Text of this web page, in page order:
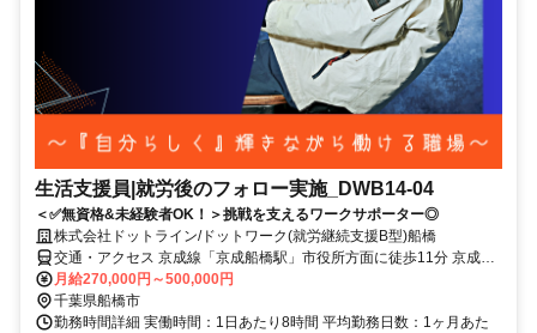
生活支援員|就労後のフォロー実施_DWB14-04
＜✅無資格&未経験者OK！＞挑戦を支えるワークサポーター◎
株式会社ドットライン/ドットワーク(就労継続支援B型)船橋
交通・アクセス 京成線「京成船橋駅」市役所方面に徒歩11分 京成バ
ス・臨港線「湊町2丁目」徒歩3分 ★船橋市役所近くです
月給270,000円～500,000円
千葉県船橋市
勤務時間詳細 実働時間：1日あたり8時間 平均勤務日数：1ヶ月あた